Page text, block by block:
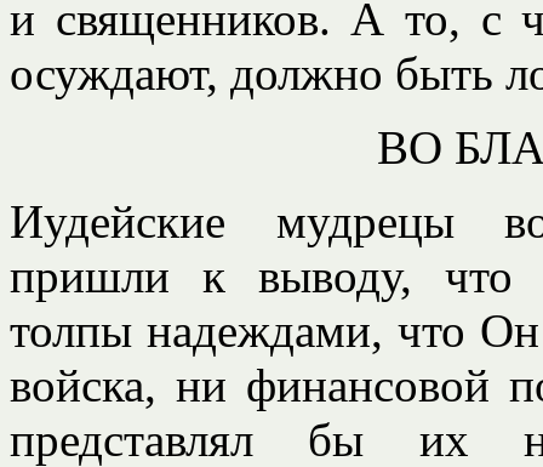
и священников. А то, с
осуждают, должно быть
ВО
Иудейские мудрецы
пришли к выводу, что
толпы надеждами, что
войска, ни финансовой
представлял бы их